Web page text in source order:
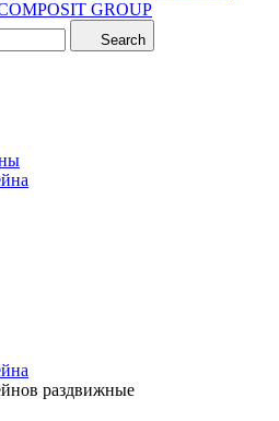
Search
раздвижные